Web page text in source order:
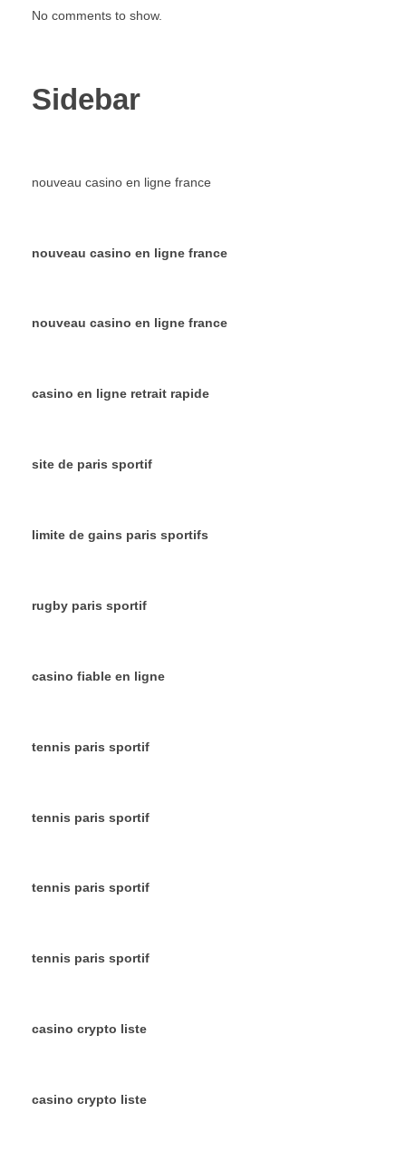
No comments to show.
Sidebar
nouveau casino en ligne france
nouveau casino en ligne france
nouveau casino en ligne france
casino en ligne retrait rapide
site de paris sportif
limite de gains paris sportifs
rugby paris sportif
casino fiable en ligne
tennis paris sportif
tennis paris sportif
tennis paris sportif
tennis paris sportif
casino crypto liste
casino crypto liste